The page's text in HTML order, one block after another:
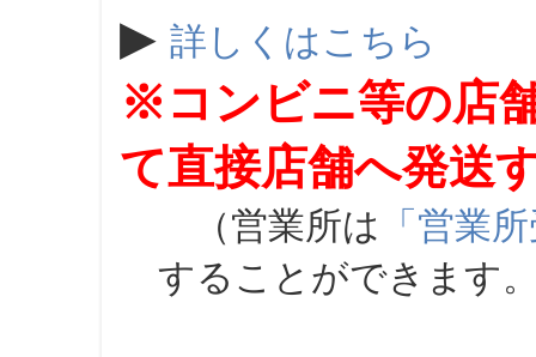
▶ 詳しくはこちら
※コンビニ等の店
て直接店舗へ発送
（営業所は 「営業
することができます